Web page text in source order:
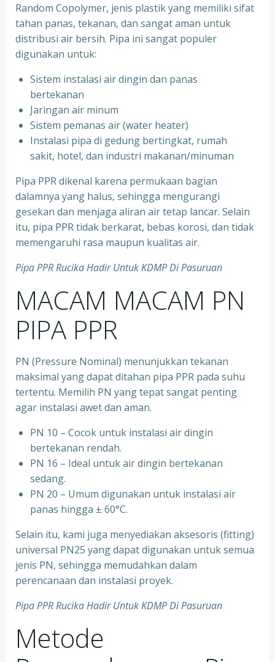
Random Copolymer, jenis plastik yang memiliki sifat
tahan panas, tekanan, dan sangat aman untuk
distribusi air bersih. Pipa ini sangat populer
digunakan untuk:
Sistem instalasi air dingin dan panas
bertekanan
⁠Jaringan air minum
⁠Sistem pemanas air (water heater)
⁠Instalasi pipa di gedung bertingkat, rumah
sakit, hotel, dan industri makanan/minuman
Pipa PPR dikenal karena permukaan bagian
dalamnya yang halus, sehingga mengurangi
gesekan dan menjaga aliran air tetap lancar. Selain
itu, pipa PPR tidak berkarat, bebas korosi, dan tidak
memengaruhi rasa maupun kualitas air.
Pipa PPR Rucika Hadir Untuk KDMP Di Pasuruan
MACAM MACAM PN
PIPA PPR
PN (Pressure Nominal) menunjukkan tekanan
maksimal yang dapat ditahan pipa PPR pada suhu
tertentu. Memilih PN yang tepat sangat penting
agar instalasi awet dan aman.
PN 10 – Cocok untuk instalasi air dingin
bertekanan rendah.
⁠PN 16 – Ideal untuk air dingin bertekanan
sedang.
⁠PN 20 – Umum digunakan untuk instalasi air
panas hingga ± 60°C.
Selain itu, kami juga menyediakan aksesoris (fitting)
universal PN25 yang dapat digunakan untuk semua
jenis PN, sehingga memudahkan dalam
perencanaan dan instalasi proyek.
Pipa PPR Rucika Hadir Untuk KDMP Di Pasuruan
Metode